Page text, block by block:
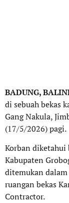
BADUNG,
di sebuah bekas
Gang Nakula,
(17/5/2026) pagi.
Korban diketahui
Kabupaten
ditemukan
ruangan bekas
Contractor.